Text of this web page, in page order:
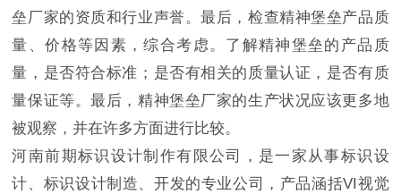
垒厂家的资质和行业声誉。最后，检查精神堡垒产品质
量、价格等因素，综合考虑。了解精神堡垒的产品质
量，是否符合标准；是否有相关的质量认证，是否有质
量保证等。最后，精神堡垒厂家的生产状况应该更多地
被观察，并在许多方面进行比较。
河南前期标识设计制作有限公司，是一家从事标识设
计、标识设计制造、开发的专业公司，产品涵括VI视觉